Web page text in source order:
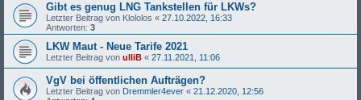
Gibt es genug LNG Tankstellen für LKWs?
Letzter Beitrag von Klololos « 27.10.2022, 16:33
Antworten: 3
LKW Maut - Neue Tarife 2021
Letzter Beitrag von ulliB « 27.11.2021, 11:06
VgV bei öffentlichen Aufträgen?
Letzter Beitrag von Dremmler4ever « 21.12.2020, 12:56